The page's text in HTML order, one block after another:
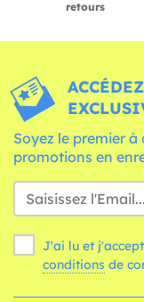
retours
Soyez le premier
promotions en
J'ai lu et
conditions de